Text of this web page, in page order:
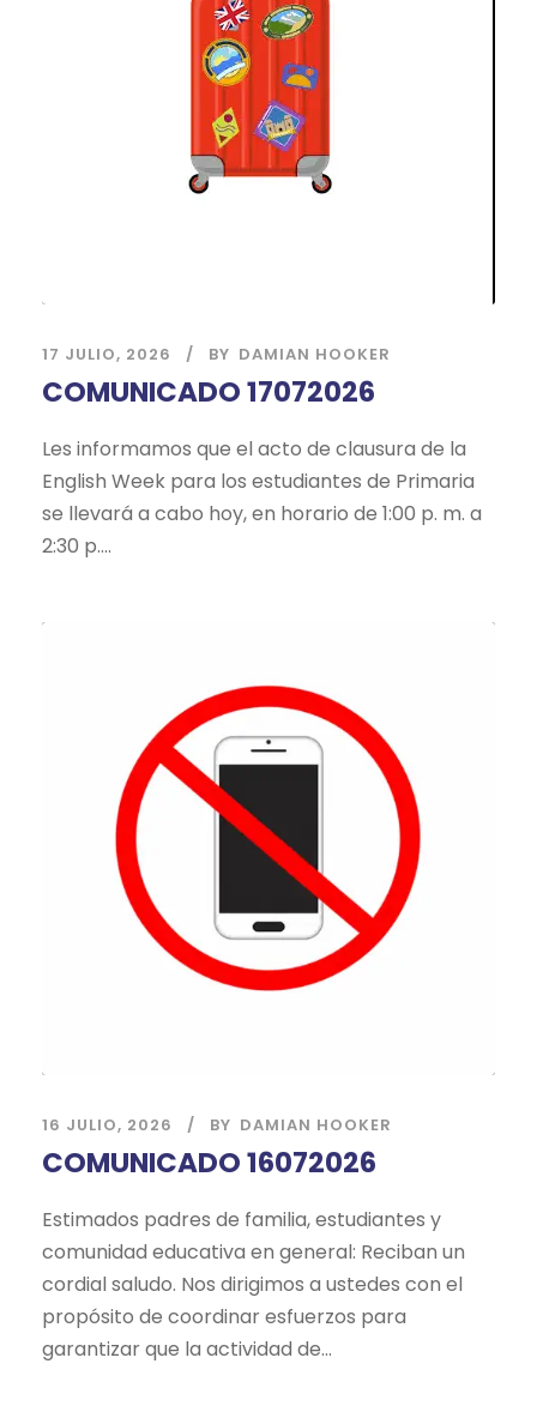
17 JULIO, 2026 BY DAMIAN HOOKER
COMUNICADO 17072026
Les informamos que el acto de clausura de la
English Week para los estudiantes de Primaria
se llevará a cabo hoy, en horario de 1:00 p. m. a
2:30 p....
16 JULIO, 2026 BY DAMIAN HOOKER
COMUNICADO 16072026
Estimados padres de familia, estudiantes y
comunidad educativa en general: Reciban un
cordial saludo. Nos dirigimos a ustedes con el
propósito de coordinar esfuerzos para
garantizar que la actividad de...